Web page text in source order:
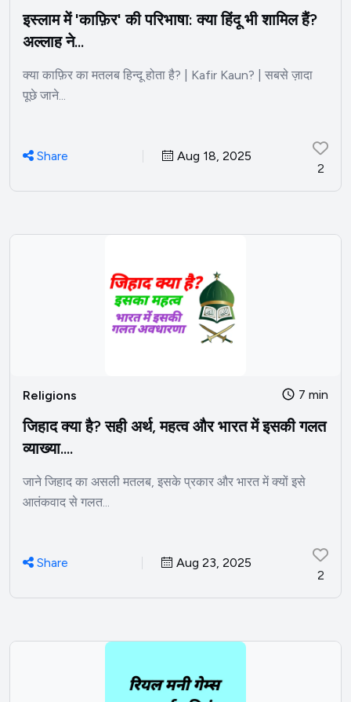
इस्लाम में 'काफ़िर' की परिभाषा: क्या हिंदू भी शामिल हैं?
अल्लाह ने...
क्या काफ़िर का मतलब हिन्दू होता है? | Kafir Kaun? | सबसे ज़ादा
पूछे जाने...
Share
Aug 18, 2025
2
Religions 7 min
जिहाद क्या है? सही अर्थ, महत्व और भारत में इसकी गलत
व्याख्या....
जाने जिहाद का असली मतलब, इसके प्रकार और भारत में क्यों इसे
आतंकवाद से गलत...
Share
Aug 23, 2025
2